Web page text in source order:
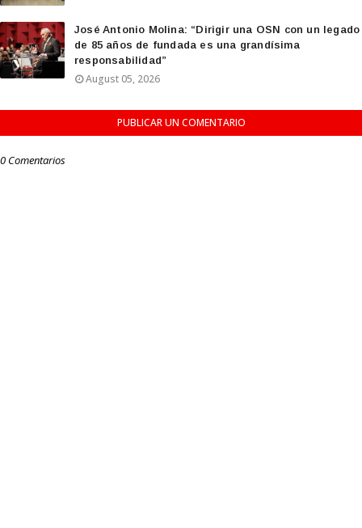
José Antonio Molina: “Dirigir una OSN con un legado
de 85 años de fundada es una grandísima
responsabilidad”
August 05, 2026
PUBLICAR UN COMENTARIO
0 Comentarios